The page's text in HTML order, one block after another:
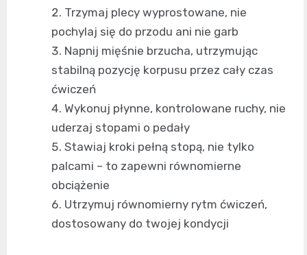
Trzymaj plecy wyprostowane, nie
pochylaj się do przodu ani nie garb
Napnij mięśnie brzucha, utrzymując
stabilną pozycję korpusu przez cały czas
ćwiczeń
Wykonuj płynne, kontrolowane ruchy, nie
uderzaj stopami o pedały
Stawiaj kroki pełną stopą, nie tylko
palcami – to zapewni równomierne
obciążenie
Utrzymuj równomierny rytm ćwiczeń,
dostosowany do twojej kondycji